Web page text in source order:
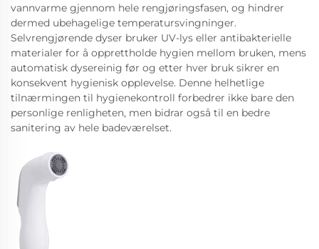
vannvarme gjennom hele rengjøringsfasen, og hindrer
dermed ubehagelige temperatursvingninger.
Selvrengjørende dyser bruker UV-lys eller antibakterielle
materialer for å opprettholde hygien mellom bruken, mens
automatisk dysereinig før og etter hver bruk sikrer en
konsekvent hygienisk opplevelse. Denne helhetlige
tilnærmingen til hygienekontroll forbedrer ikke bare den
personlige renligheten, men bidrar også til en bedre
sanitering av hele badeværelset.